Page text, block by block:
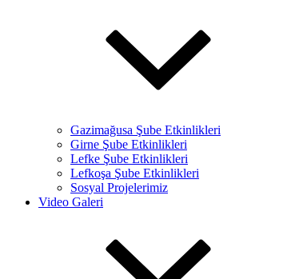
Gazimağusa Şube Etkinlikleri
Girne Şube Etkinlikleri
Lefke Şube Etkinlikleri
Lefkoşa Şube Etkinlikleri
Sosyal Projelerimiz
Video Galeri